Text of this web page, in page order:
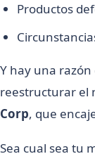
Productos
Y hay una
reestructurar el
Corp, que
Sea cual sea tu